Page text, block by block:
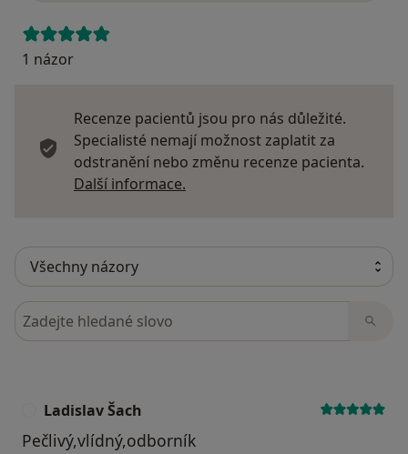
1 názor
Recenze pacientů jsou pro nás důležité.
Specialisté nemají možnost zaplatit za
odstranění nebo změnu recenze pacienta.
Další informace.
Hledejte v názorech
Ladislav Šach
Pečlivý,vlídný,odborník